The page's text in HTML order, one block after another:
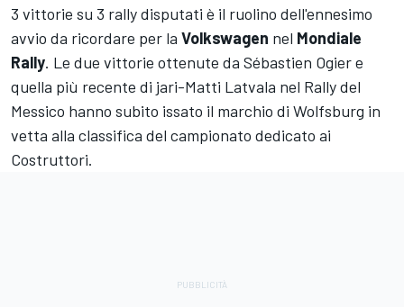
3 vittorie su 3 rally disputati è il ruolino dell'ennesimo
avvio da ricordare per la Volkswagen nel Mondiale
Rally. Le due vittorie ottenute da Sébastien Ogier e
quella più recente di jari-Matti Latvala nel Rally del
Messico hanno subito issato il marchio di Wolfsburg in
vetta alla classifica del campionato dedicato ai
Costruttori.